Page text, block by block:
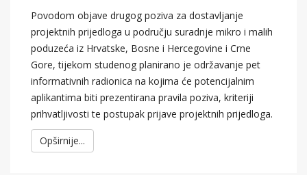
Povodom objave drugog poziva za dostavljanje
projektnih prijedloga u području suradnje mikro i malih
poduzeća iz Hrvatske, Bosne i Hercegovine i Crne
Gore, tijekom studenog planirano je održavanje pet
informativnih radionica na kojima će potencijalnim
aplikantima biti prezentirana pravila poziva, kriteriji
prihvatljivosti te postupak prijave projektnih prijedloga.
Opširnije...